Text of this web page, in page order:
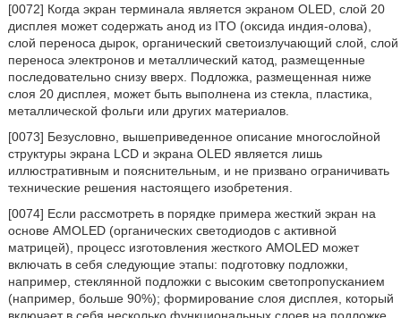
[0072] Когда экран терминала является экраном OLED, слой 20
дисплея может содержать анод из ITO (оксида индия-олова),
слой переноса дырок, органический светоизлучающий слой, слой
переноса электронов и металлический катод, размещенные
последовательно снизу вверх. Подложка, размещенная ниже
слоя 20 дисплея, может быть выполнена из стекла, пластика,
металлической фольги или других материалов.
[0073] Безусловно, вышеприведенное описание многослойной
структуры экрана LCD и экрана OLED является лишь
иллюстративным и пояснительным, и не призвано ограничивать
технические решения настоящего изобретения.
[0074] Если рассмотреть в порядке примера жесткий экран на
основе AMOLED (органических светодиодов с активной
матрицей), процесс изготовления жесткого AMOLED может
включать в себя следующие этапы: подготовку подложки,
например, стеклянной подложки с высоким светопропусканием
(например, больше 90%); формирование слоя дисплея, который